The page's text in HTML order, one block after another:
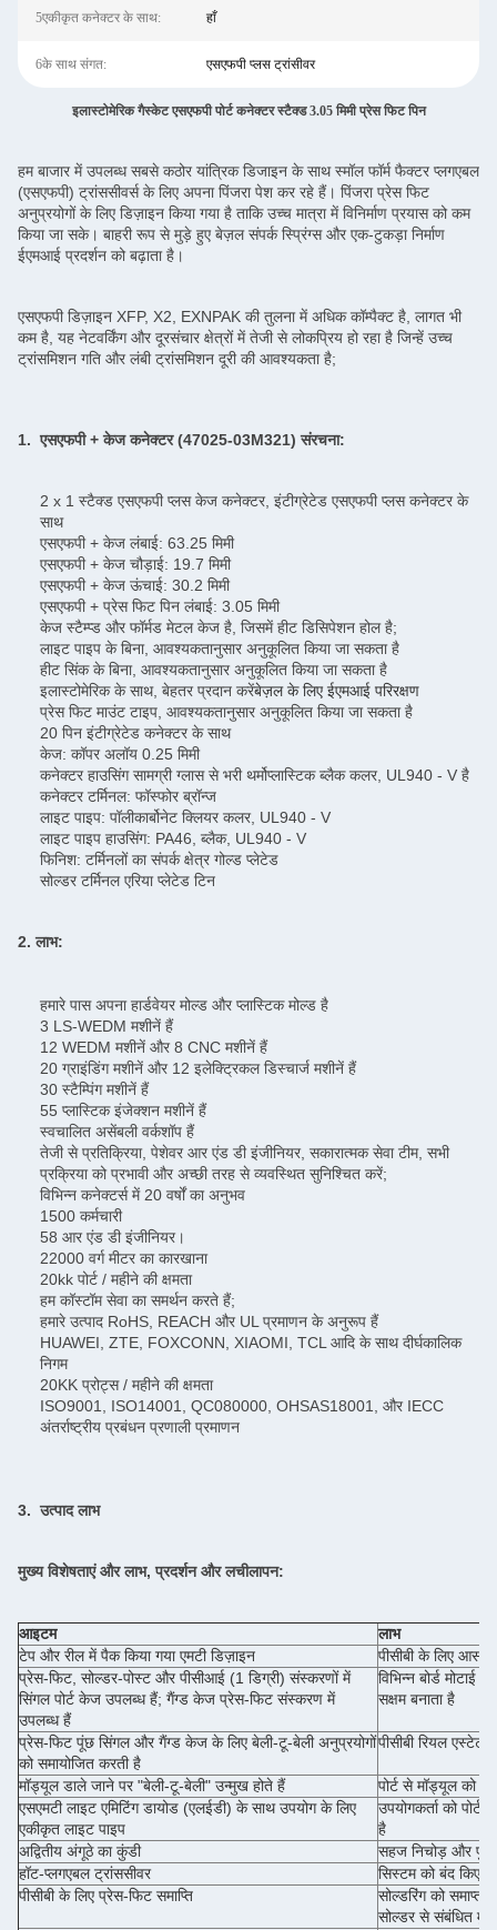
5एकीकृत कनेक्टर के साथ: हाँ
6के साथ संगत: एसएफपी प्लस ट्रांसीवर
इलास्टोमेरिक गैस्केट एसएफपी पोर्ट कनेक्टर स्टैक्ड 3.05 मिमी प्रेस फिट पिन
हम बाजार में उपलब्ध सबसे कठोर यांत्रिक डिजाइन के साथ स्मॉल फॉर्म फैक्टर प्लगएबल
(एसएफपी) ट्रांससीवर्स के लिए अपना पिंजरा पेश कर रहे हैं। पिंजरा प्रेस फिट
अनुप्रयोगों के लिए डिज़ाइन किया गया है ताकि उच्च मात्रा में विनिर्माण प्रयास को कम
किया जा सके। बाहरी रूप से मुड़े हुए बेज़ल संपर्क स्प्रिंग्स और एक-टुकड़ा निर्माण
ईएमआई प्रदर्शन को बढ़ाता है।
एसएफपी डिज़ाइन XFP, X2, EXNPAK की तुलना में अधिक कॉम्पैक्ट है, लागत भी
कम है, यह नेटवर्किंग और दूरसंचार क्षेत्रों में तेजी से लोकप्रिय हो रहा है जिन्हें उच्च
ट्रांसमिशन गति और लंबी ट्रांसमिशन दूरी की आवश्यकता है;
1. एसएफपी + केज कनेक्टर (47025-03M321) संरचना:
2 x 1 स्टैक्ड एसएफपी प्लस केज कनेक्टर, इंटीग्रेटेड एसएफपी प्लस कनेक्टर के
साथ
एसएफपी + केज लंबाई: 63.25 मिमी
एसएफपी + केज चौड़ाई: 19.7 मिमी
एसएफपी + केज ऊंचाई: 30.2 मिमी
एसएफपी + प्रेस फिट पिन लंबाई: 3.05 मिमी
केज स्टैम्प्ड और फॉर्मड मेटल केज है, जिसमें हीट डिसिपेशन होल है;
लाइट पाइप के बिना, आवश्यकतानुसार अनुकूलित किया जा सकता है
हीट सिंक के बिना, आवश्यकतानुसार अनुकूलित किया जा सकता है
इलास्टोमेरिक के साथ, बेहतर प्रदान करेंबेज़ल के लिए ईएमआई परिरक्षण
प्रेस फिट माउंट टाइप, आवश्यकतानुसार अनुकूलित किया जा सकता है
20 पिन इंटीग्रेटेड कनेक्टर के साथ
केज: कॉपर अलॉय 0.25 मिमी
कनेक्टर हाउसिंग सामग्री ग्लास से भरी थर्मोप्लास्टिक ब्लैक कलर, UL940 - V है
कनेक्टर टर्मिनल: फॉस्फोर ब्रॉन्ज
लाइट पाइप: पॉलीकार्बोनेट क्लियर कलर, UL940 - V
लाइट पाइप हाउसिंग: PA46, ब्लैक, UL940 - V
फिनिश: टर्मिनलों का संपर्क क्षेत्र गोल्ड प्लेटेड
सोल्डर टर्मिनल एरिया प्लेटेड टिन
2. लाभ:
हमारे पास अपना हार्डवेयर मोल्ड और प्लास्टिक मोल्ड है
3 LS-WEDM मशीनें हैं
12 WEDM मशीनें और 8 CNC मशीनें हैं
20 ग्राइंडिंग मशीनें और 12 इलेक्ट्रिकल डिस्चार्ज मशीनें हैं
30 स्टैम्पिंग मशीनें हैं
55 प्लास्टिक इंजेक्शन मशीनें हैं
स्वचालित असेंबली वर्कशॉप हैं
तेजी से प्रतिक्रिया, पेशेवर आर एंड डी इंजीनियर, सकारात्मक सेवा टीम, सभी
प्रक्रिया को प्रभावी और अच्छी तरह से व्यवस्थित सुनिश्चित करें;
विभिन्न कनेक्टर्स में 20 वर्षों का अनुभव
1500 कर्मचारी
58 आर एंड डी इंजीनियर।
22000 वर्ग मीटर का कारखाना
20kk पोर्ट / महीने की क्षमता
हम कॉस्टॉम सेवा का समर्थन करते हैं;
हमारे उत्पाद RoHS, REACH और UL प्रमाणन के अनुरूप हैं
HUAWEI, ZTE, FOXCONN, XIAOMI, TCL आदि के साथ दीर्घकालिक
निगम
20KK प्रोट्स / महीने की क्षमता
ISO9001, ISO14001, QC080000, OHSAS18001, और IECC
अंतर्राष्ट्रीय प्रबंधन प्रणाली प्रमाणन
3. उत्पाद लाभ
मुख्य विशेषताएं और लाभ, प्रदर्शन और लचीलापन:
आइटम
लाभ
टेप और रील में पैक किया गया एमटी डिज़ाइन
पीसीबी के लिए
प्रेस-फिट, सोल्डर-पोस्ट और पीसीआई (1 डिग्री) संस्करणों में
सिंगल पोर्ट केज उपलब्ध हैं; गैंग्ड केज प्रेस-फिट संस्करण में
उपलब्ध हैं
विभिन्न बोर्ड
सक्षम बनाता है
प्रेस-फिट पूंछ सिंगल और गैंग्ड केज के लिए बेली-टू-बेली अनुप्रयोगों
को समायोजित करती है
पीसीबी रियल एस्टेट
मॉड्यूल डाले जाने पर "बेली-टू-बेली" उन्मुख होते हैं
पोर्ट से मॉड्यूल को
एसएमटी लाइट एमिटिंग डायोड (एलईडी) के साथ उपयोग के लिए
एकीकृत लाइट पाइप
उपयोगकर्ता को पोर्ट
है
अद्वितीय अंगूठे का कुंडी
सहज निचोड़ और पुल-
हॉट-प्लगएबल ट्रांससीवर
सिस्टम को बंद किए
पीसीबी के लिए प्रेस-फिट समाप्ति
सोल्डरिंग को
सोल्डर से संबंधित